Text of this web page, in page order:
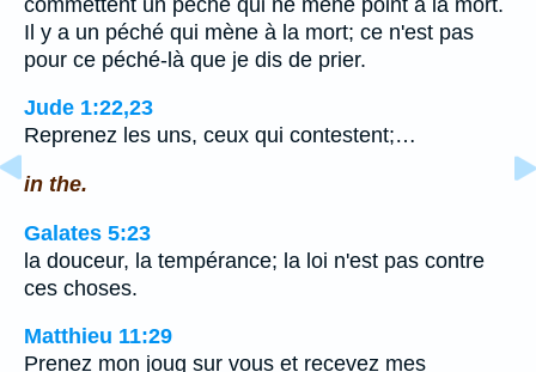
Il y a un péché qui mène à la mort; ce n'est pas
pour ce péché-là que je dis de prier.
Jude 1:22,23
Reprenez les uns, ceux qui contestent;…
in the.
Galates 5:23
la douceur, la tempérance; la loi n'est pas contre
ces choses.
Matthieu 11:29
Prenez mon joug sur vous et recevez mes